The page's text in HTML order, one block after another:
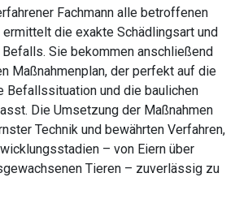
Fachmann alle betroffenen
die exakte Schädlingsart und
Sie bekommen anschließend
Maßnahmenplan, der perfekt auf die
Befallssituation und die baulichen
Die Umsetzung der Maßnahmen
Technik und bewährten Verfahren,
– von Eiern über
Tieren – zuverlässig zu